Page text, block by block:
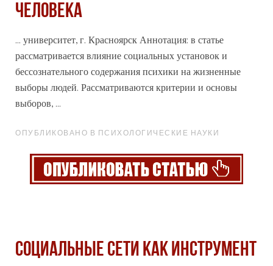
ЧЕЛОВЕКА
... университет, г. Красноярск Аннотация: в статье
рассматривается влияние социальных установок и
бессознательного содержания психики на жизненные
выборы людей. Рассматриваются критерии и основы
выборов, ...
ОПУБЛИКОВАНО В ПСИХОЛОГИЧЕСКИЕ НАУКИ
СОЦИАЛЬНЫЕ СЕТИ КАК ИНСТРУМЕНТ